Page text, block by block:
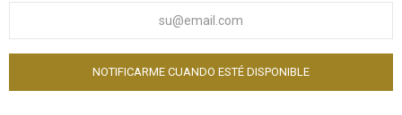
NOTIFICARME CUANDO ESTÉ DISPONIBLE